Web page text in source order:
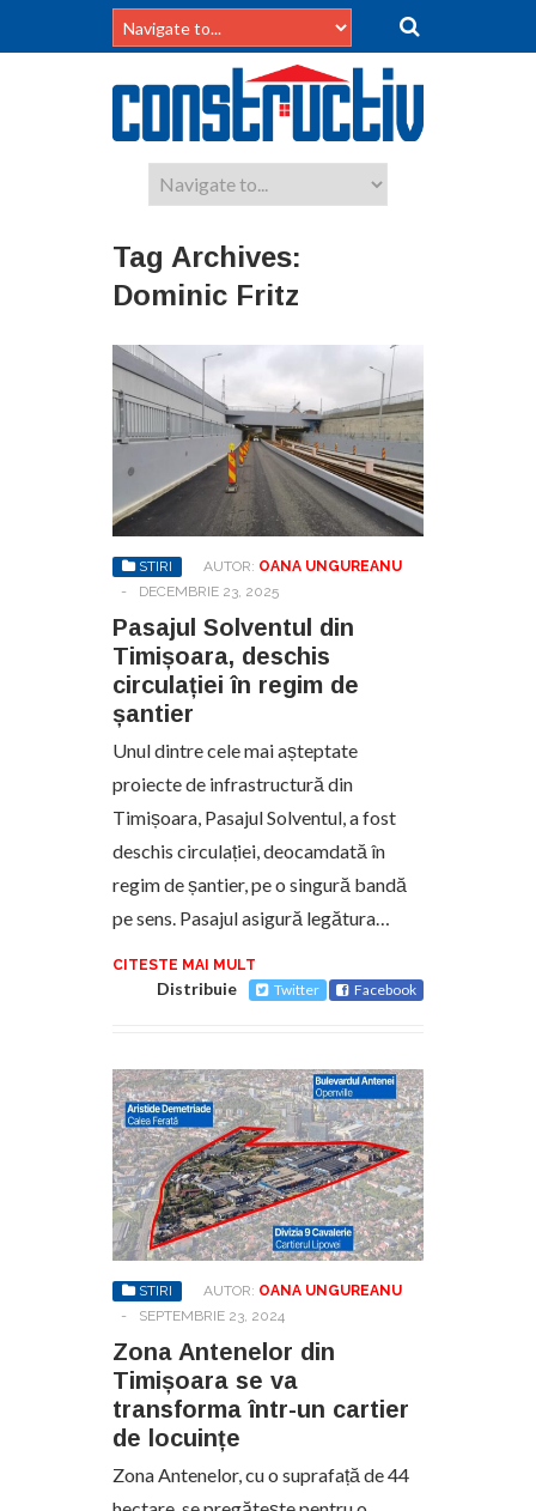
Tag Archives:
Dominic Fritz
STIRI AUTOR: OANA UNGUREANU
-
DECEMBRIE 23, 2025
Pasajul Solventul din
Timișoara, deschis
circulației în regim de
șantier
Unul dintre cele mai așteptate
proiecte de infrastructură din
Timișoara, Pasajul Solventul, a fost
deschis circulației, deocamdată în
regim de șantier, pe o singură bandă
pe sens. Pasajul asigură legătura…
CITESTE MAI MULT
Distribuie Twitter Facebook
STIRI AUTOR: OANA UNGUREANU
-
SEPTEMBRIE 23, 2024
Zona Antenelor din
Timișoara se va
transforma într-un cartier
de locuințe
Zona Antenelor, cu o suprafață de 44